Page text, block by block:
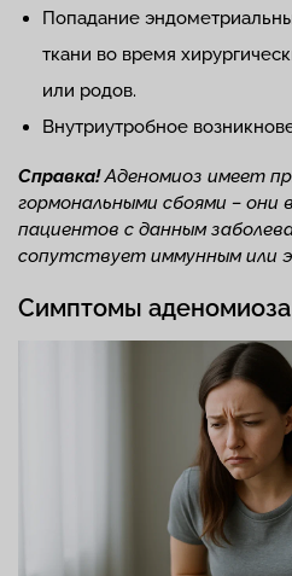
Попадание
ткани во время
или родов.
Внутриутробное
Справка! Аденомиоз имеет
гормональными сбоями – они
пациентов с данным
сопутствует иммунным или
Симптомы аденомиоза